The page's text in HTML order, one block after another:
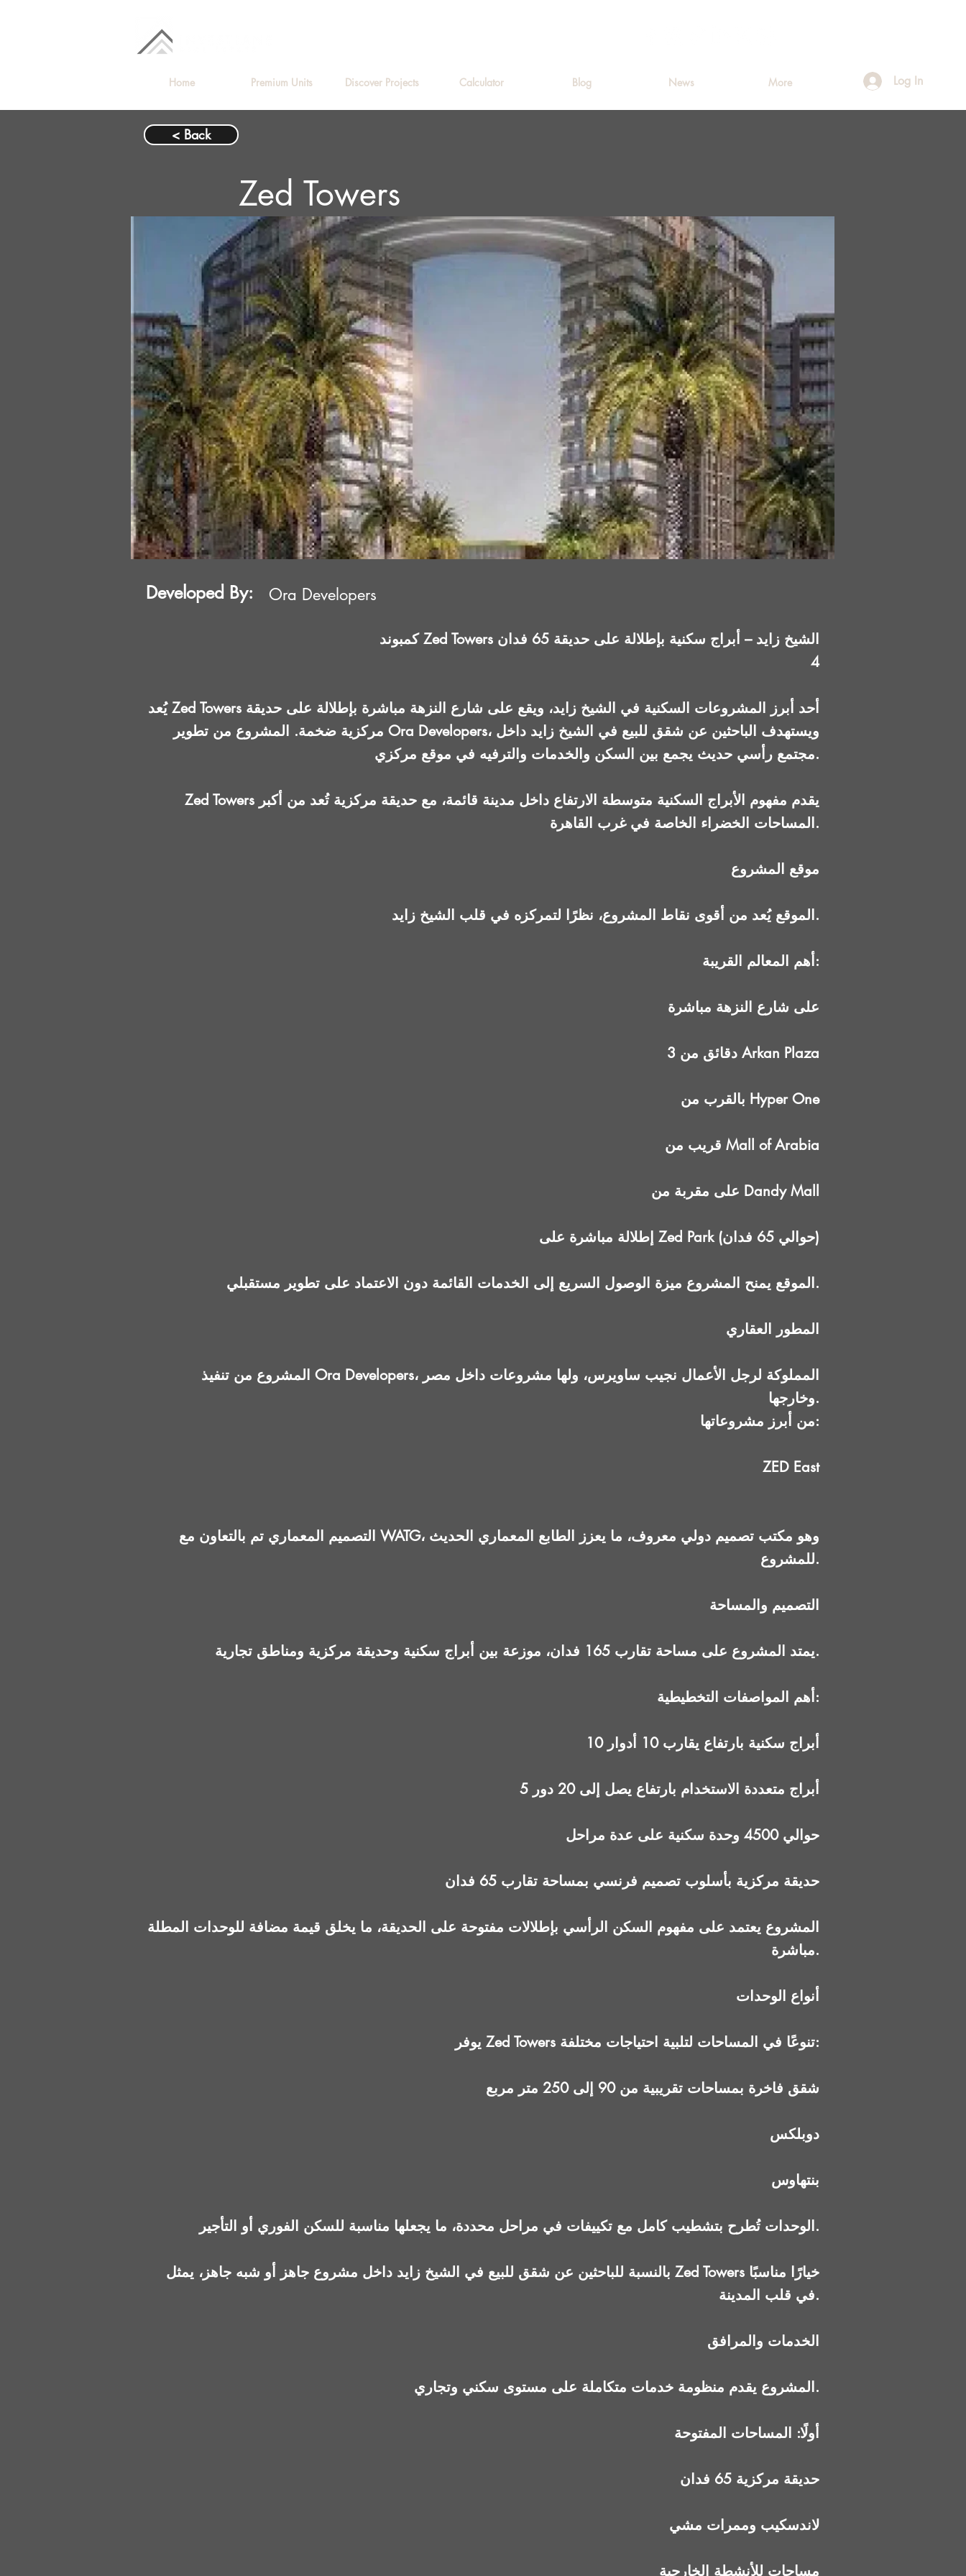
Home Premium Units Discover Projects Calculator Blog News More Log In
< Back
Zed Towers
Ora Developers
Developed By:
كمبوند Zed Towers الشيخ زايد – أبراج سكنية بإطلالة على حديقة 65 فدان
4
يُعد Zed Towers أحد أبرز المشروعات السكنية في الشيخ زايد، ويقع على شارع النزهة مباشرة بإطلالة على حديقة
مركزية ضخمة. المشروع من تطوير Ora Developers، ويستهدف الباحثين عن شقق للبيع في الشيخ زايد داخل
مجتمع رأسي حديث يجمع بين السكن والخدمات والترفيه في موقع مركزي.
Zed Towers يقدم مفهوم الأبراج السكنية متوسطة الارتفاع داخل مدينة قائمة، مع حديقة مركزية تُعد من أكبر
المساحات الخضراء الخاصة في غرب القاهرة.
موقع المشروع
الموقع يُعد من أقوى نقاط المشروع، نظرًا لتمركزه في قلب الشيخ زايد.
أهم المعالم القريبة:
على شارع النزهة مباشرة
3 دقائق من Arkan Plaza
بالقرب من Hyper One
قريب من Mall of Arabia
على مقربة من Dandy Mall
إطلالة مباشرة على Zed Park (حوالي 65 فدان)
الموقع يمنح المشروع ميزة الوصول السريع إلى الخدمات القائمة دون الاعتماد على تطوير مستقبلي.
المطور العقاري
المشروع من تنفيذ Ora Developers، المملوكة لرجل الأعمال نجيب ساويرس، ولها مشروعات داخل مصر
وخارجها.
من أبرز مشروعاتها:
ZED East
التصميم المعماري تم بالتعاون مع WATG، وهو مكتب تصميم دولي معروف، ما يعزز الطابع المعماري الحديث
للمشروع.
التصميم والمساحة
يمتد المشروع على مساحة تقارب 165 فدان، موزعة بين أبراج سكنية وحديقة مركزية ومناطق تجارية.
أهم المواصفات التخطيطية:
10 أبراج سكنية بارتفاع يقارب 10 أدوار
5 أبراج متعددة الاستخدام بارتفاع يصل إلى 20 دور
حوالي 4500 وحدة سكنية على عدة مراحل
حديقة مركزية بأسلوب تصميم فرنسي بمساحة تقارب 65 فدان
المشروع يعتمد على مفهوم السكن الرأسي بإطلالات مفتوحة على الحديقة، ما يخلق قيمة مضافة للوحدات المطلة
مباشرة.
أنواع الوحدات
يوفر Zed Towers تنوعًا في المساحات لتلبية احتياجات مختلفة:
شقق فاخرة بمساحات تقريبية من 90 إلى 250 متر مربع
دوبلكس
بنتهاوس
الوحدات تُطرح بتشطيب كامل مع تكييفات في مراحل محددة، ما يجعلها مناسبة للسكن الفوري أو التأجير.
بالنسبة للباحثين عن شقق للبيع في الشيخ زايد داخل مشروع جاهز أو شبه جاهز، يمثل Zed Towers خيارًا مناسبًا
في قلب المدينة.
الخدمات والمرافق
المشروع يقدم منظومة خدمات متكاملة على مستوى سكني وتجاري.
أولًا: المساحات المفتوحة
حديقة مركزية 65 فدان
لاندسكيب وممرات مشي
مساحات للأنشطة الخارجية